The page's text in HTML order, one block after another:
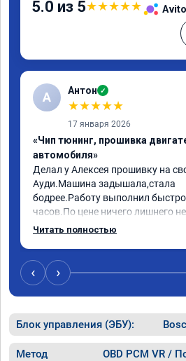
5.0 из 5★★★★★ Avito
А Антон ✓
★★★★★
17 января 2026
«Чип тюнинг, прошивка
автомобиля»
Делал у Алексея прошивку на
Ауди.Машина задышала,стала
бодрее.Работу выполнил
часов.По цене ничего лишнего
как договаривались
случае поломки авто.Однозначно
рекомендую Алексея как
специалиста!
Читать полностью
‹ ›
Блок управления (ЭБУ):
Метод
OBD PCM VR /